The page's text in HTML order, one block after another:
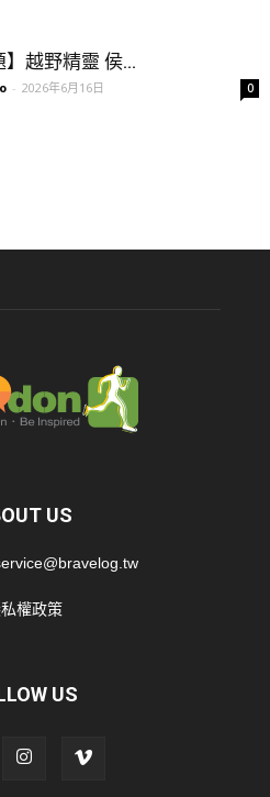
】越野精靈 侯...
- 2026年6月16日 0
US
私權政策
US